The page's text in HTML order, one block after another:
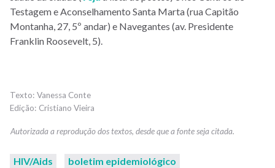
Testagem e Aconselhamento Santa Marta (rua Capitão
Montanha, 27, 5º andar) e Navegantes (av. Presidente
Franklin Roosevelt, 5).
Vanessa Conte
Cristiano Vieira
HIV/Aids
boletim epidemiológico